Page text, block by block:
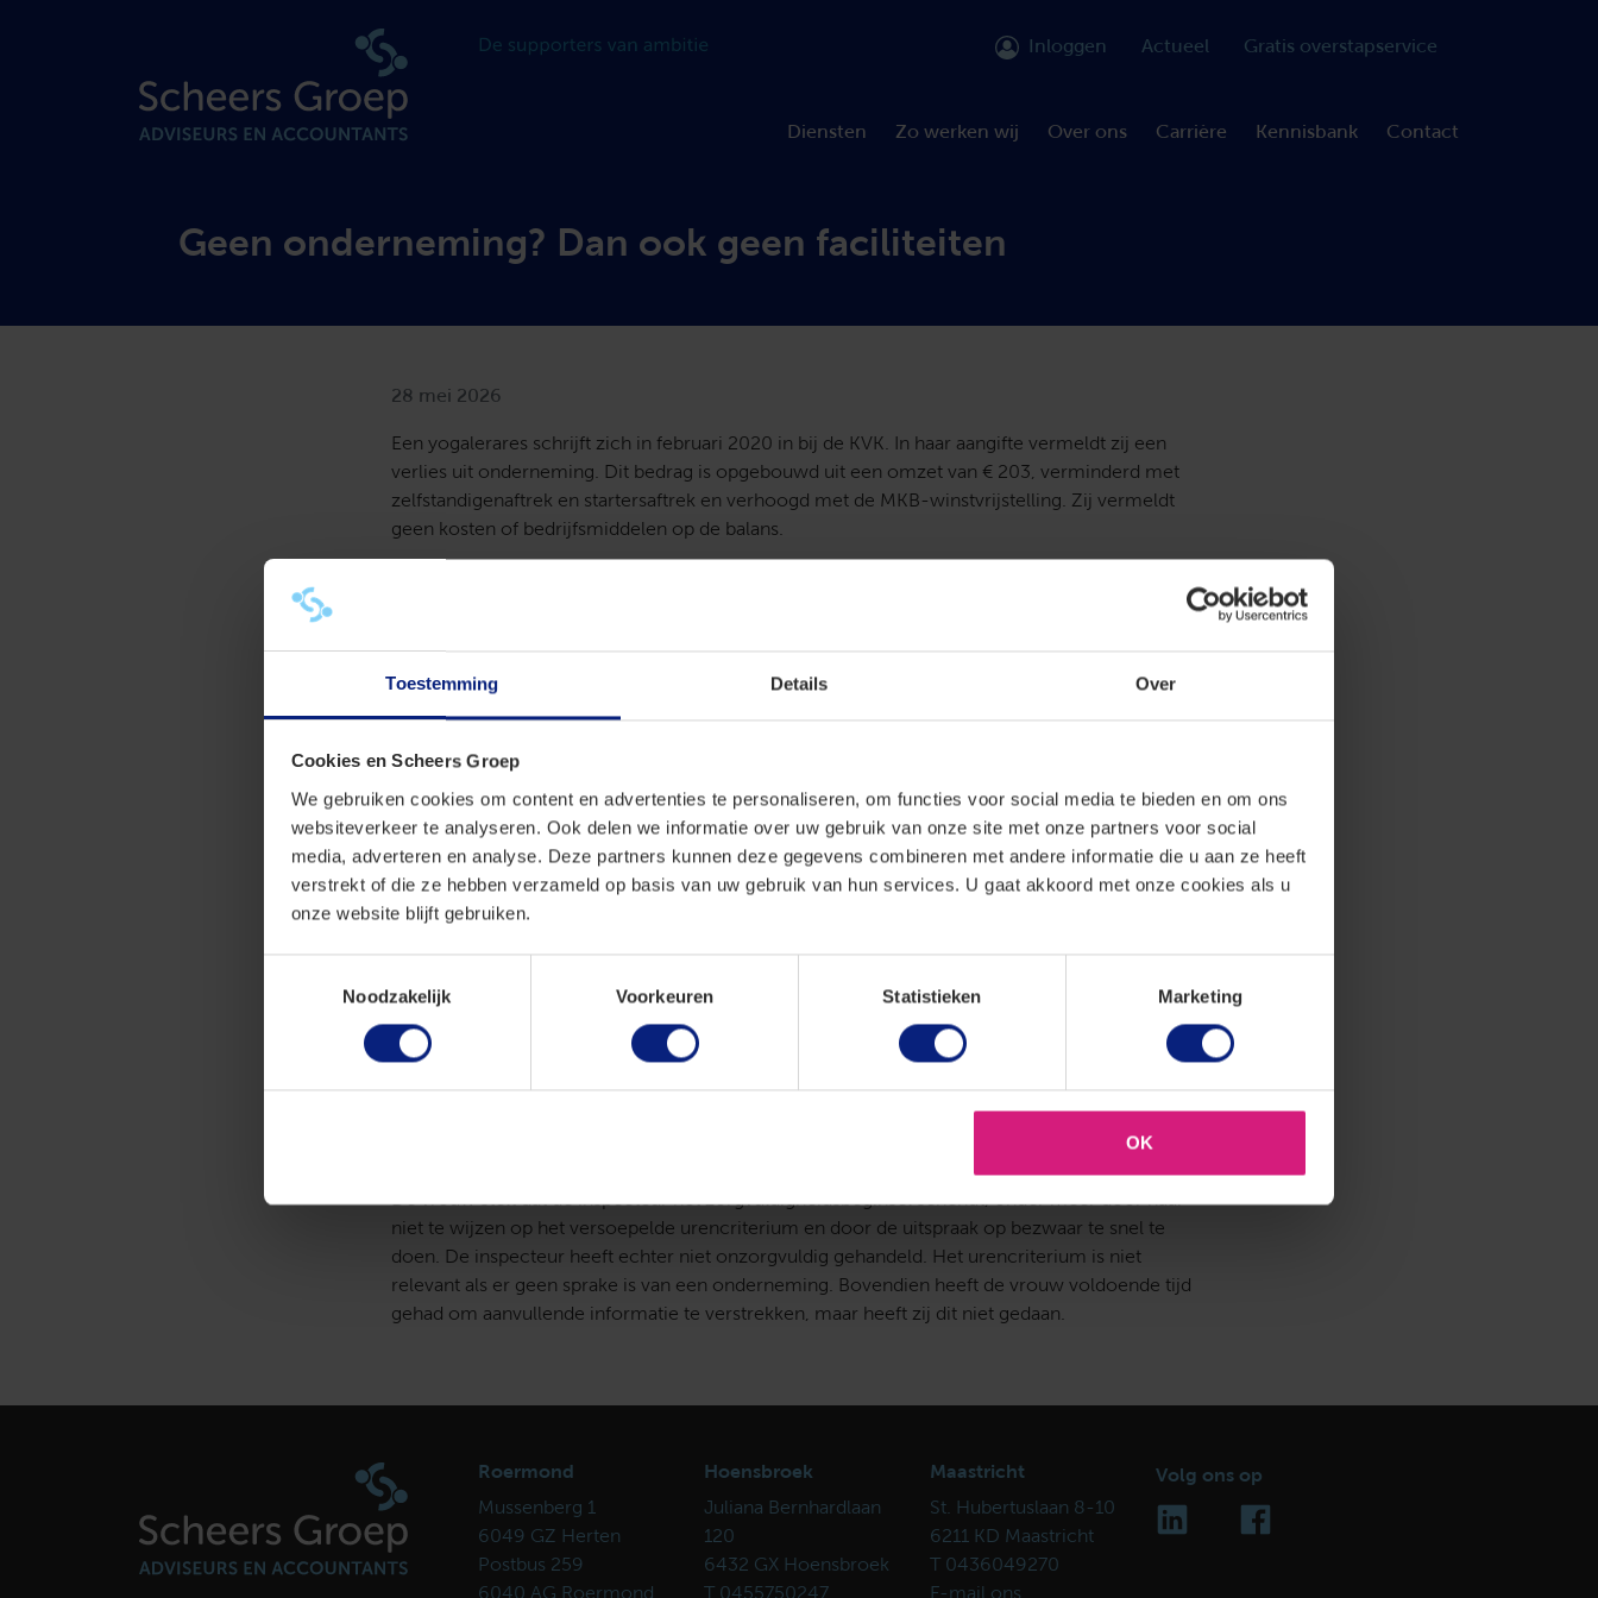
Toestemming Details Over
Cookies en Scheers Groep
We gebruiken cookies om content en advertenties te personaliseren, om functies voor social media te bieden en om ons
websiteverkeer te analyseren. Ook delen we informatie over uw gebruik van onze site met onze partners voor social
media, adverteren en analyse. Deze partners kunnen deze gegevens combineren met andere informatie die u aan ze heeft
verstrekt of die ze hebben verzameld op basis van uw gebruik van hun services. U gaat akkoord met onze cookies als u
onze website blijft gebruiken.
Noodzakelijk
Voorkeuren Statistieken Marketing
OK
Inloggen Actueel Gratis overstapservice
Diensten Zo werken wij Over ons Carrière Kennisbank Contact
Geen onderneming? Dan ook geen faciliteiten
28 mei 2026
Een yogalerares schrijft zich in februari 2020 in bij de KVK. In haar aangifte vermeldt zij een
verlies uit onderneming. Dit bedrag is opgebouwd uit een omzet van € 203, verminderd met
zelfstandigenaftrek en startersaftrek en verhoogd met de MKB-winstvrijstelling. Zij vermeldt
geen kosten of bedrijfsmiddelen op de balans.
De inspecteur merkt de omzet van € 203 aan als resultaat uit overige werkzaamheden en past
Winst uit onderneming
Een onderneming vereist een duurzame organisatie van arbeid en kapitaal die deelneemt aan
voordeel ook redelijkerwijs te verwachten moet zijn. Bij de beoordeling hiervan wordt onder
meer gekeken naar de duurzaamheid en omvang van de werkzaamheden, de beschikbare tijd,
ondernemersrisico, de omvang van inkomsten en investeringen, het aantal opdrachtgevers en
de bekendheid naar buiten.
marginaal en er zijn geen kosten of investeringen vermeld. Haar urenoverzichten bestaan uit
ronde getallen en veel activiteiten zijn als vrijwilligerswerk omschreven. Er is geen kenbaar
bedrijfsplan of realistisch doel. Ook uit de aangiften van latere jaren blijkt geen redelijke
winstverwachting. Daarom komt de vrouw niet in aanmerking voor de ondernemersfaciliteiten,
De vrouw stelt dat de inspecteur het zorgvuldigheidsbeginsel schendt, onder meer door haar
niet te wijzen op het versoepelde urencriterium en door de uitspraak op bezwaar te snel te
doen. De inspecteur heeft echter niet onzorgvuldig gehandeld. Het urencriterium is niet
relevant als er geen sprake is van een onderneming. Bovendien heeft de vrouw voldoende tijd
gehad om aanvullende informatie te verstrekken, maar heeft zij dit niet gedaan.
Roermond
Mussenberg 1
6049 GZ Herten
Postbus 259
Hoensbroek
Juliana Bernhardlaan
120
6432 GX Hoensbroek
Maastricht
St. Hubertuslaan 8-10
6211 KD Maastricht
T 0436049270
Volg ons op